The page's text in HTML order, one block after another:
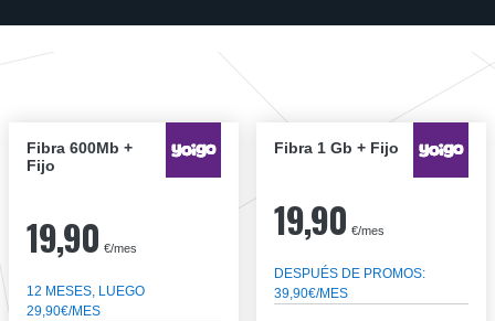
Fibra 600Mb +
Fijo
19,90 €/mes
12 MESES, LUEGO
29,90€/MES
Fibra 1 Gb + Fijo
19,90 €/mes
DESPUÉS DE PROMOS:
39,90€/MES